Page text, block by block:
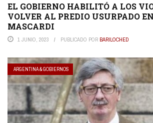
EL GOBIERNO HABILITÓ A LOS
VOLVER AL PREDIO USURPADO
MASCARDI
1 JUNIO, 2023 PUBLICADO POR BARILOCHED
ARGENTINA & GOBIERNOS